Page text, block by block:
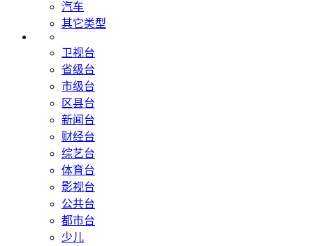
汽车
其它类型
卫视台
省级台
市级台
区县台
新闻台
财经台
综艺台
体育台
影视台
公共台
都市台
少儿